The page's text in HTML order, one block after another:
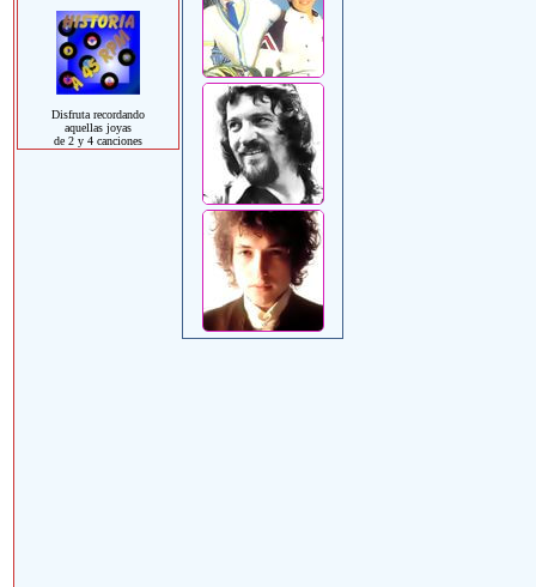
Disfruta recordando
aquellas joyas
de 2 y 4 canciones